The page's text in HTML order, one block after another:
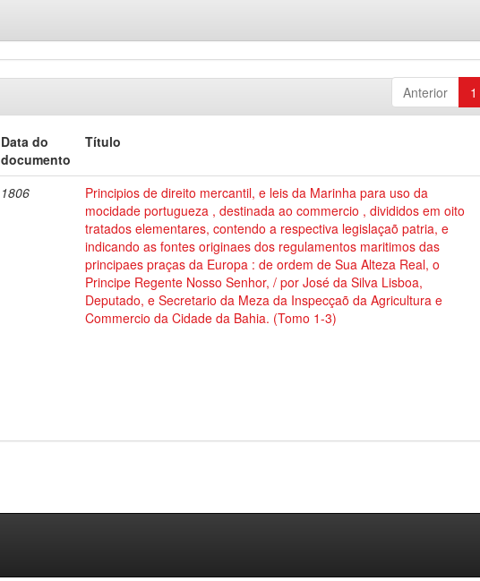
Anterior 1
Data do
documento
Título
1806
Principios de direito mercantil, e leis da Marinha para uso da
mocidade portugueza , destinada ao commercio , divididos em oito
tratados elementares, contendo a respectiva legislaçaõ patria, e
indicando as fontes originaes dos regulamentos maritimos das
principaes praças da Europa : de ordem de Sua Alteza Real, o
Principe Regente Nosso Senhor, / por José da Silva Lisboa,
Deputado, e Secretario da Meza da Inspecçaõ da Agricultura e
Commercio da Cidade da Bahia. (Tomo 1-3)